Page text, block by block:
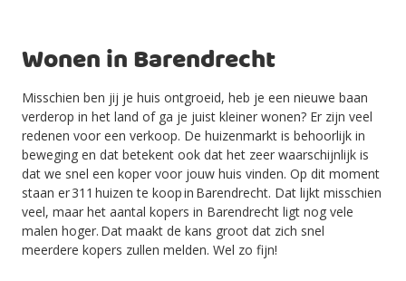
Wonen in Barendrecht
Misschien ben jij je huis ontgroeid, heb je een nieuwe baan
verderop in het land of ga je juist kleiner wonen? Er zijn veel
redenen voor een verkoop. De huizenmarkt is behoorlijk in
beweging en dat betekent ook dat het zeer waarschijnlijk is
dat we snel een koper voor jouw huis vinden. Op dit moment
staan er 311 huizen te koop in Barendrecht. Dat lijkt misschien
veel, maar het aantal kopers in Barendrecht ligt nog vele
malen hoger. Dat maakt de kans groot dat zich snel
meerdere kopers zullen melden. Wel zo fijn!